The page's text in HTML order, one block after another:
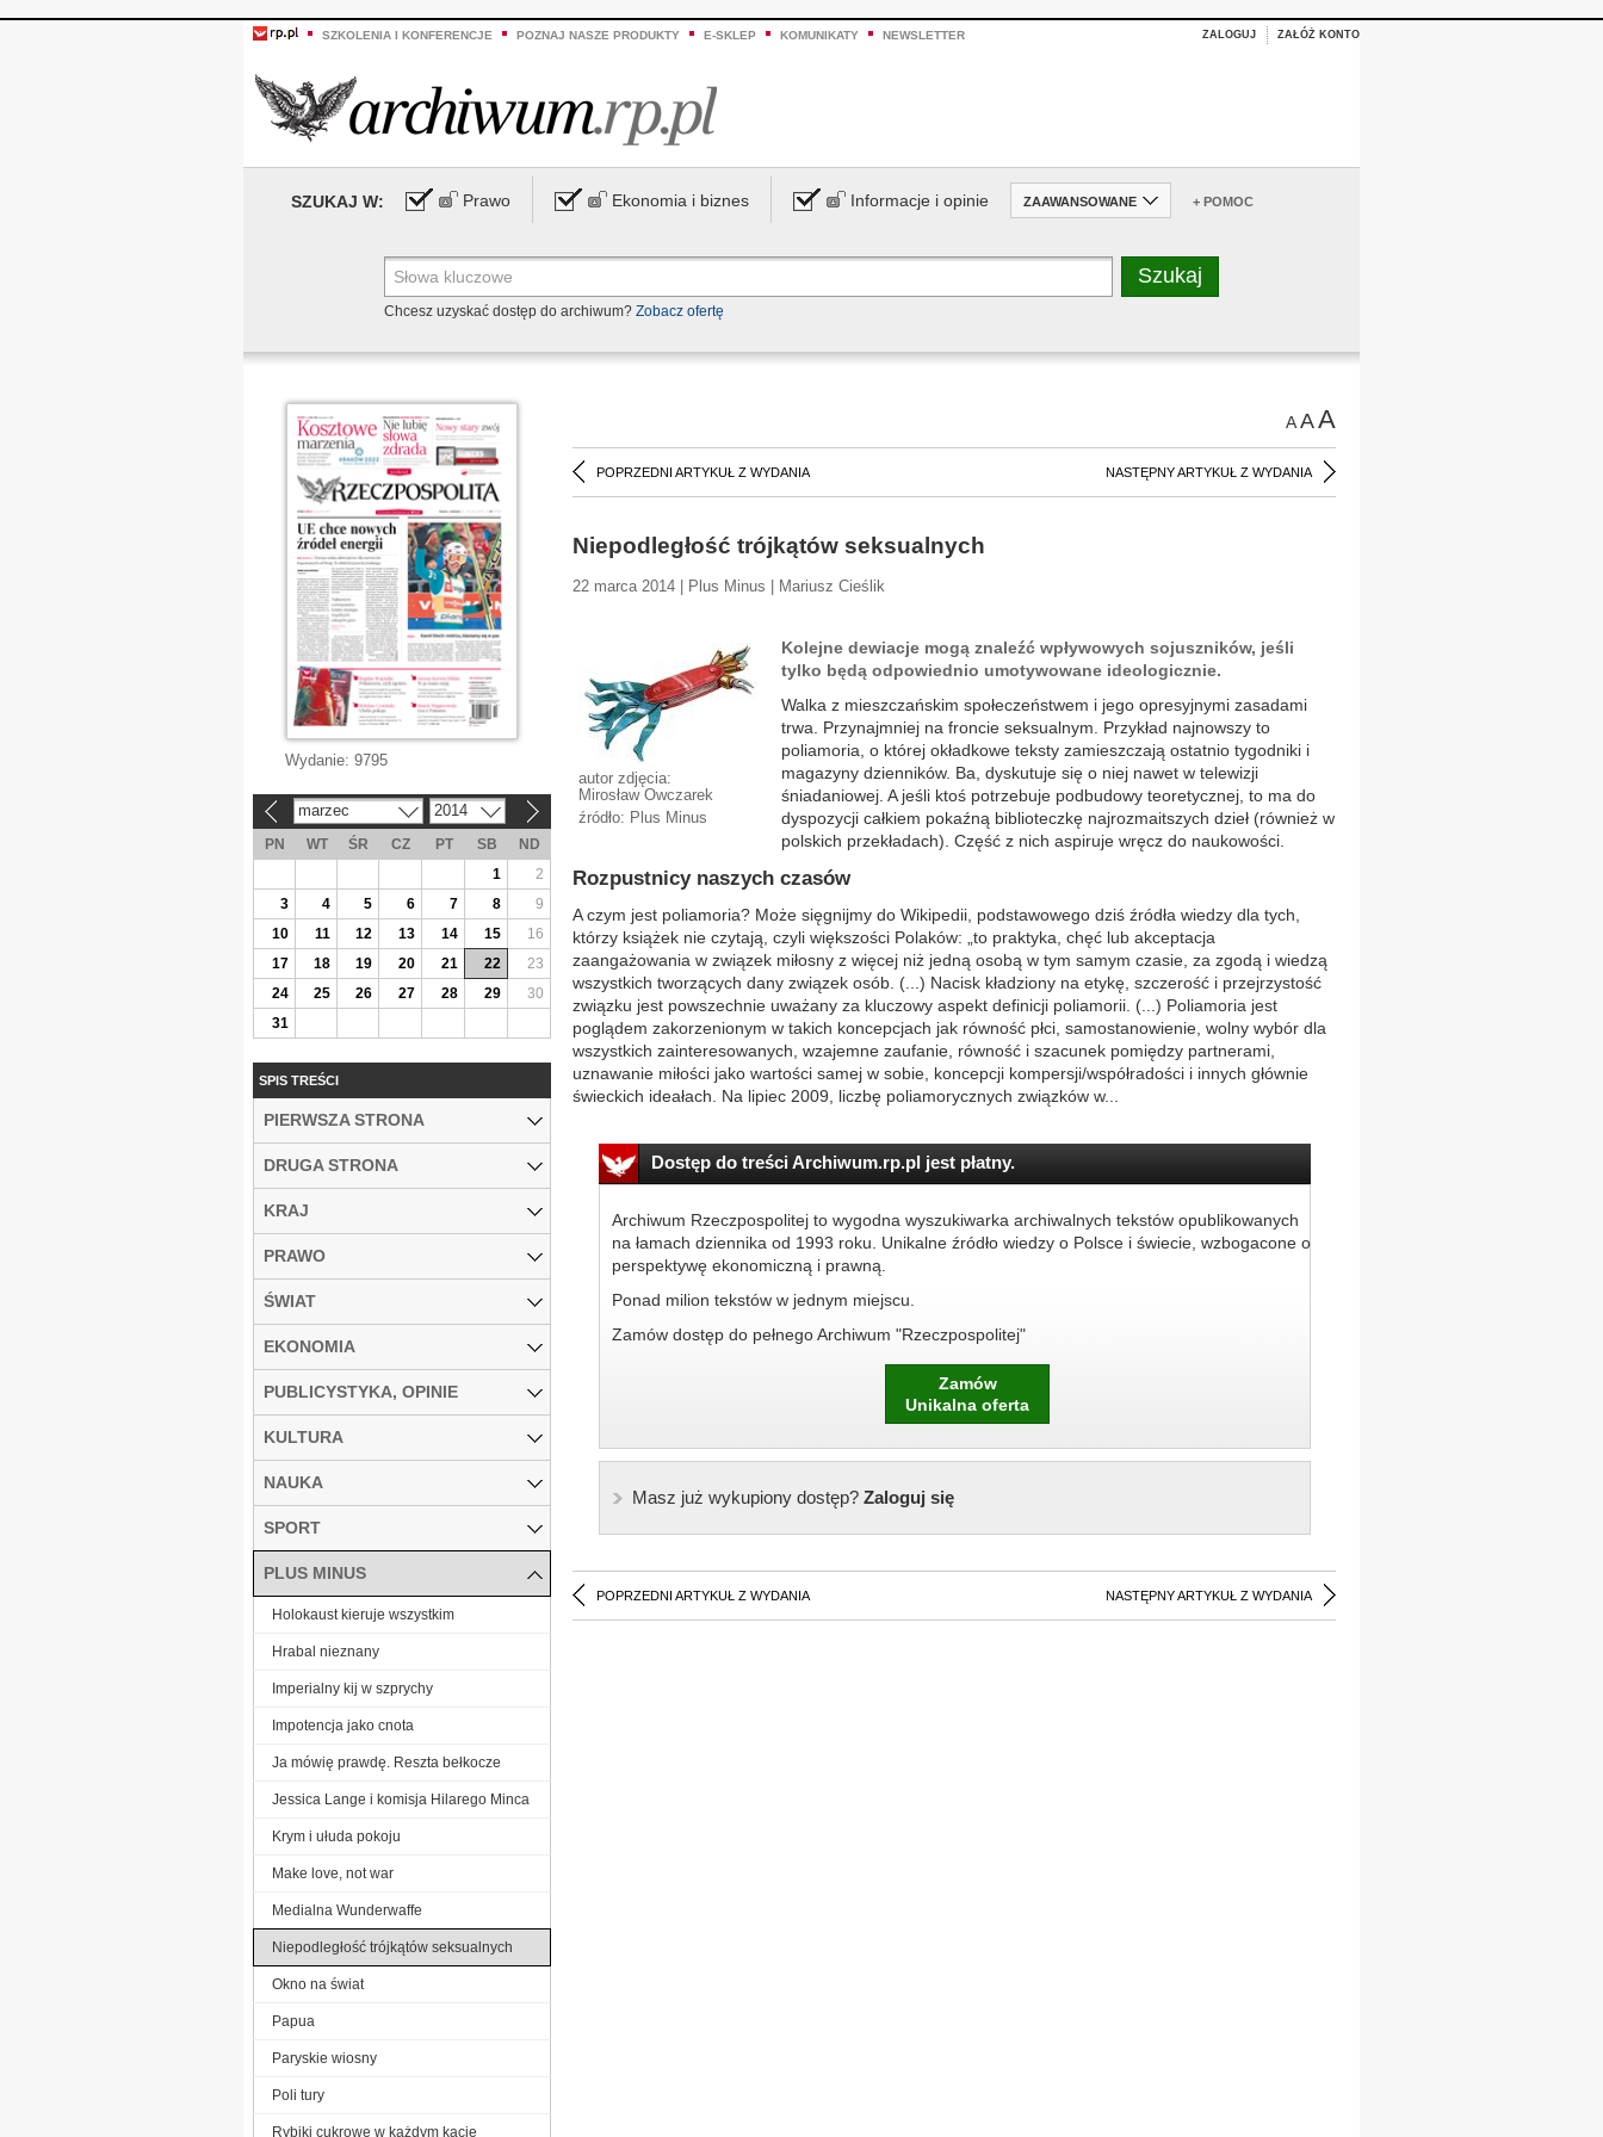
SZKOLENIA I KONFERENCJE POZNAJ NASZE PRODUKTY E-SKLEP KOMUNIKATY NEWSLETTER ZALOGUJ ZAŁÓŻ KONTO
SZUKAJ W: Prawo Ekonomia i biznes Informacje i opinie ZAAWANSOWANE + POMOC
Chcesz uzyskać dostęp do archiwum? Zobacz ofertę
AAA
POPRZEDNI ARTYKUŁ Z WYDANIA NASTĘPNY ARTYKUŁ Z WYDANIA
Niepodległość trójkątów seksualnych
22 marca 2014 | Plus Minus | Mariusz Cieślik
autor zdjęcia:
Mirosław Owczarek
źródło: Plus Minus
Kolejne dewiacje mogą znaleźć wpływowych sojuszników, jeśli
tylko będą odpowiednio umotywowane ideologicznie.
Walka z mieszczańskim społeczeństwem i jego opresyjnymi zasadami
trwa. Przynajmniej na froncie seksualnym. Przykład najnowszy to
poliamoria, o której okładkowe teksty zamieszczają ostatnio tygodniki i
magazyny dzienników. Ba, dyskutuje się o niej nawet w telewizji
śniadaniowej. A jeśli ktoś potrzebuje podbudowy teoretycznej, to ma do
dyspozycji całkiem pokaźną biblioteczkę najrozmaitszych dzieł (również w
polskich przekładach). Część z nich aspiruje wręcz do naukowości.
Rozpustnicy naszych czasów
A czym jest poliamoria? Może sięgnijmy do Wikipedii, podstawowego dziś źródła wiedzy dla tych,
którzy książek nie czytają, czyli większości Polaków: „to praktyka, chęć lub akceptacja
zaangażowania w związek miłosny z więcej niż jedną osobą w tym samym czasie, za zgodą i wiedzą
wszystkich tworzących dany związek osób. (...) Nacisk kładziony na etykę, szczerość i przejrzystość
związku jest powszechnie uważany za kluczowy aspekt definicji poliamorii. (...) Poliamoria jest
poglądem zakorzenionym w takich koncepcjach jak równość płci, samostanowienie, wolny wybór dla
wszystkich zainteresowanych, wzajemne zaufanie, równość i szacunek pomiędzy partnerami,
uznawanie miłości jako wartości samej w sobie, koncepcji kompersji/współradości i innych głównie
świeckich ideałach. Na lipiec 2009, liczbę poliamorycznych związków w...
Dostęp do treści Archiwum.rp.pl jest płatny.
Archiwum Rzeczpospolitej to wygodna wyszukiwarka archiwalnych tekstów opublikowanych
na łamach dziennika od 1993 roku. Unikalne źródło wiedzy o Polsce i świecie, wzbogacone o
perspektywę ekonomiczną i prawną.
Ponad milion tekstów w jednym miejscu.
Zamów dostęp do pełnego Archiwum "Rzeczpospolitej"
Zamów
Unikalna oferta
Masz już wykupiony dostęp?Zaloguj się
POPRZEDNI ARTYKUŁ Z WYDANIA NASTĘPNY ARTYKUŁ Z WYDANIA
Wydanie: 9795
marzec 2014
PN WT ŚR CZ PT SB
ND
1
2
3
4 5 6 7 8
9
10
11 12 13 14 15
16
17
18 19 20 21 22
23
24
25 26 27 28 29
30
31
SPIS TREŚCI
PIERWSZA STRONA
DRUGA STRONA
KRAJ
PRAWO
ŚWIAT
EKONOMIA
PUBLICYSTYKA, OPINIE
KULTURA
NAUKA
SPORT
PLUS MINUS
Holokaust kieruje wszystkim
Hrabal nieznany
Imperialny kij w szprychy
Impotencja jako cnota
Ja mówię prawdę. Reszta bełkocze
Jessica Lange i komisja Hilarego Minca
Krym i ułuda pokoju
Make love, not war
Medialna Wunderwaffe
Niepodległość trójkątów seksualnych
Okno na świat
Papua
Paryskie wiosny
Poli tury
Rybiki cukrowe w każdym kącie